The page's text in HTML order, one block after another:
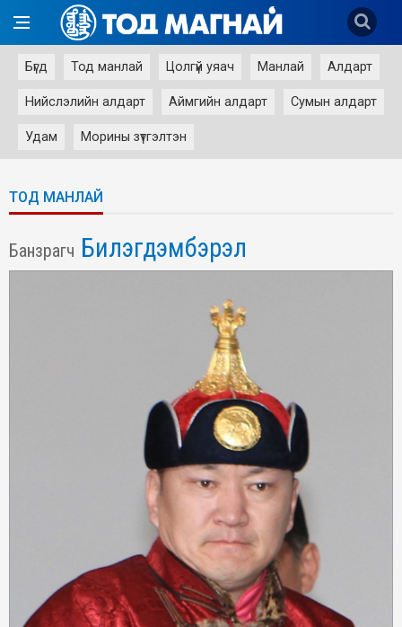
Бүгд Тод манлай Цолгүй уяач Манлай Алдарт
Нийслэлийн алдарт Аймгийн алдарт Сумын алдарт
Удам Морины зүтгэлтэн
ТОД МАНЛАЙ
Банзрагч Билэгдэмбэрэл